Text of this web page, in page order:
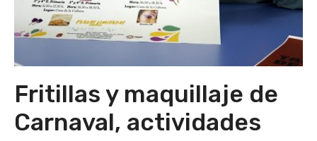
Fritillas y maquillaje de
Carnaval, actividades